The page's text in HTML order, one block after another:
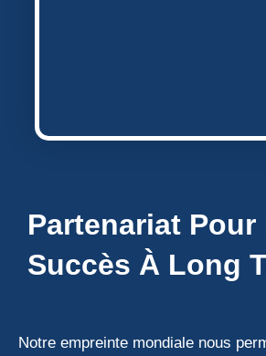
Partenariat Pour
Succès À Long
Notre empreinte mondiale nous